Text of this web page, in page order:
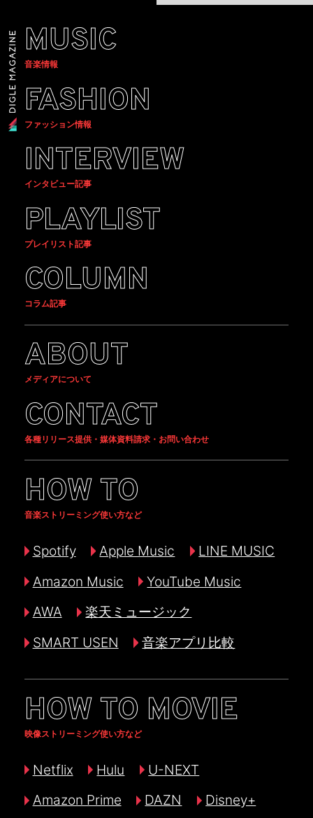
MUSIC
音楽情報
FASHION
ファッション情報
INTERVIEW
インタビュー記事
PLAYLIST
プレイリスト記事
COLUMN
コラム記事
ABOUT
メディアについて
CONTACT
各種リリース提供・媒体資料請求・お問い合わせ
HOW TO
音楽ストリーミング使い方など
Spotify Apple Music
LINE MUSIC
Amazon Music
YouTube Music
AWA
楽天ミュージック
SMART USEN
音楽アプリ比較
HOW TO MOVIE
映像ストリーミング使い方など
Netflix Hulu
U-NEXT
Amazon Prime
DAZN
Disney+